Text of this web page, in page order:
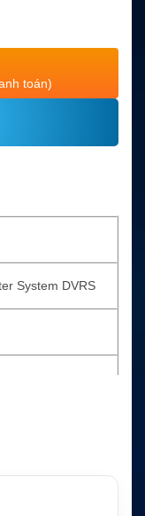
toán)
System DVRS